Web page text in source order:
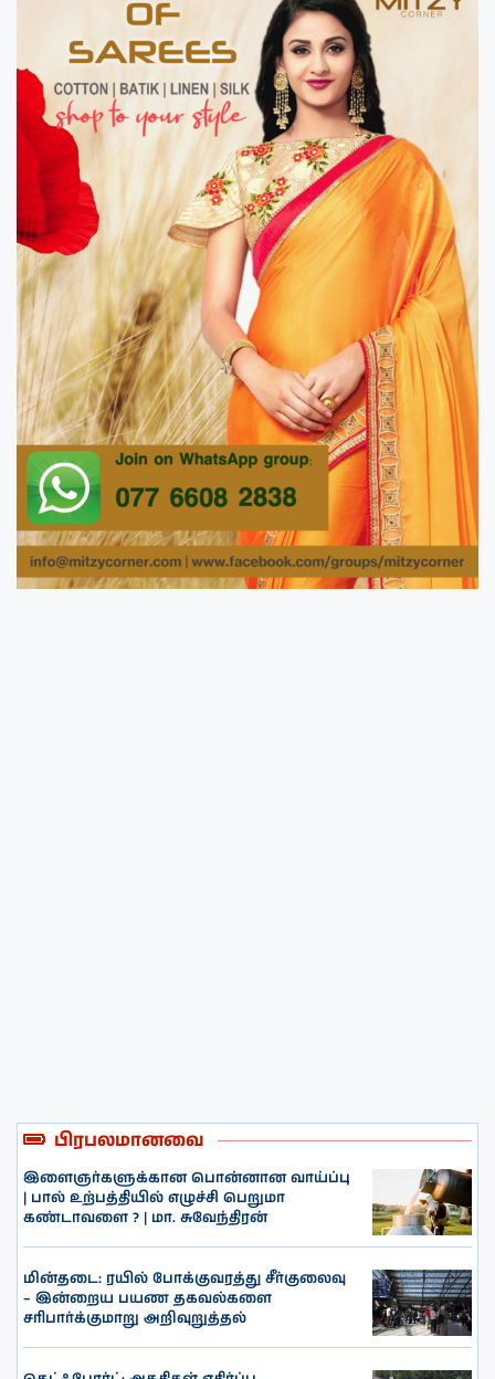
பிரபலமானவை
இளைஞர்களுக்கான பொன்னான வாய்ப்பு
| பால் உற்பத்தியில் எழுச்சி பெறுமா
கண்டாவளை ? | மா. சுவேந்திரன்
மின்தடை: ரயில் போக்குவரத்து சீர்குலைவு
– இன்றைய பயண தகவல்களை
சரிபார்க்குமாறு அறிவுறுத்தல்